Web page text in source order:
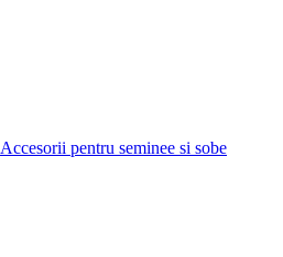
Accesorii pentru seminee si sobe